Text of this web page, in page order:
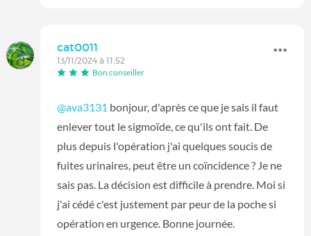
cat0011
13/11/2024 à 11:52
Bon conseiller
@ava3131 bonjour, d'après ce que je sais il faut
enlever tout le sigmoïde, ce qu'ils ont fait. De
plus depuis l'opération j'ai quelques soucis de
fuites urinaires, peut être un coïncidence ? Je ne
sais pas. La décision est difficile à prendre. Moi si
j'ai cédé c'est justement par peur de la poche si
opération en urgence. Bonne journée.